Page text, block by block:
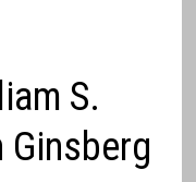
S.
Ginsberg